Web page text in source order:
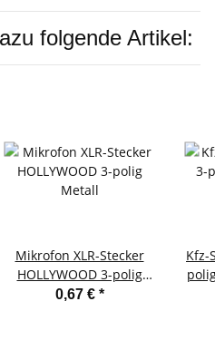
folgende Artikel:
Mikrofon XLR-Stecker
HOLLYWOOD 3-polig
Metall
0,67 € *
Kfz-